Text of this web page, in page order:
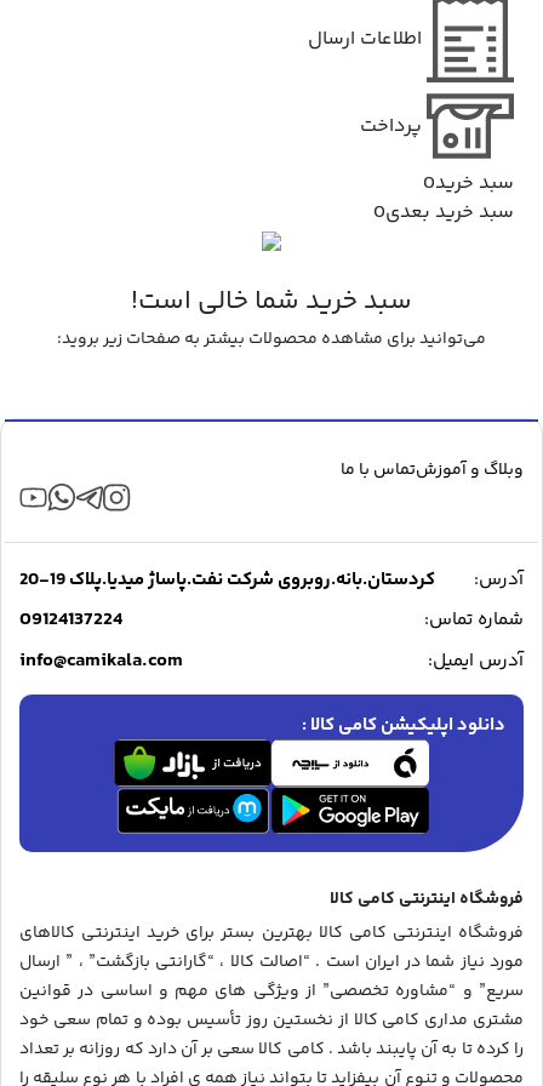
اطلاعات ارسال
پرداخت
سبد خرید0
سبد خرید بعدی0
سبد خرید شما خالی است!
می‌توانید برای مشاهده محصولات بیشتر به صفحات زیر بروید:
وبلاگ و آموزشتماس با ما
آدرس:
کردستان.بانه.روبروی شرکت نفت.پاساژ میدیا.پلاک 19-20
شماره تماس:
09124137224
آدرس ایمیل: info@camikala.com
دانلود اپلیکیشن کامی کالا :
فروشگاه اینترنتی کامی کالا
فروشگاه اینترنتی کامی کالا بهترین بستر برای خرید اینترنتی کالاهای
مورد نیاز شما در ایران است . “اصالت کالا ، “گارانتی بازگشت” ، ” ارسال
سریع” و “مشاوره تخصصی” از ویژگی های مهم و اساسی در قوانین
مشتری مداری کامی کالا از نخستین روز تأسیس بوده و تمام سعی خود
را کرده تا به آن پایبند باشد . کامی کالا سعی بر آن دارد که روزانه بر تعداد
محصولات و تنوع آن بیفزاید تا بتواند نیاز همه ی افراد با هر نوع سلیقه را